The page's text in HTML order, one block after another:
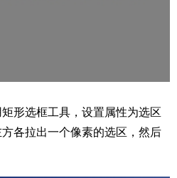
形选框工具，设置属性为选区
各拉出一个像素的选区，然后